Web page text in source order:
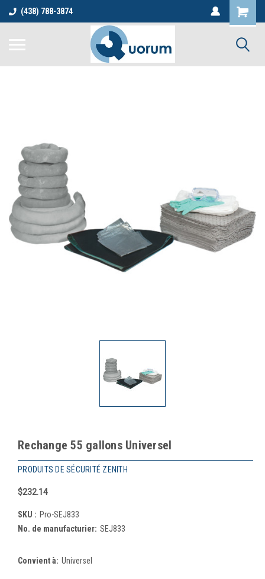
(438) 788-3874
Rechange 55 gallons Universel
PRODUITS DE SÉCURITÉ ZENITH
$232.14
SKU : Pro-SEJ833
No. de manufacturier: SEJ833
Convient à: Universel